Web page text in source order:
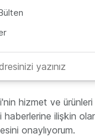
hizmet ve ürünleri
haberlerine ilişkin
onaylıyorum.